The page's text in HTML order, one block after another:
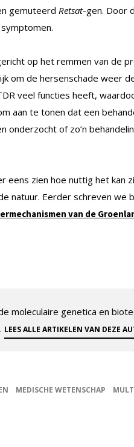
gemuteerd Retsat-gen. Door
op het remmen van de
om de hersenschade weer
veel functies heeft,
aan te tonen dat een
onderzocht of zo’n
eens zien hoe nuttig het kan
natuur. Eerder schreven we
van de
moleculaire genetica en
LEES ALLE ARTIKELEN VAN DEZE
MEDISCHE WETENSCHAP